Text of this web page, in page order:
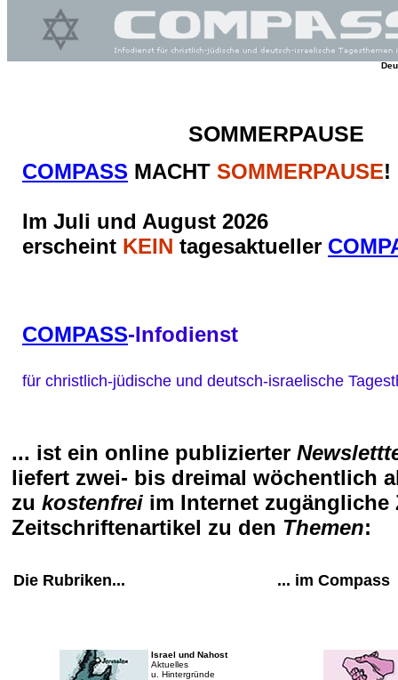
SOMMERPAUSE
COMPASS MACHT SOMMERPAUSE!
Im Juli und August 2026
erscheint KEIN tagesaktueller
COMPASS-Infodienst
für christlich-jüdische und deutsch-israelische
... ist ein online publizierter
liefert zwei- bis dreimal wöchentlich
zu kostenfrei im Internet zugängliche
Zeitschriftenartikel zu den Themen:
Die Rubriken...
Israel und Nahost
Aktuelles
u. Hintergründe
... im Compass